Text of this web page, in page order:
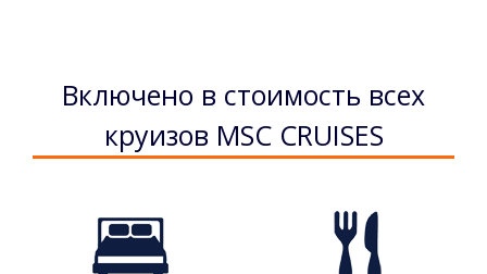
Включено в стоимость всеx
круизов MSC CRUISES